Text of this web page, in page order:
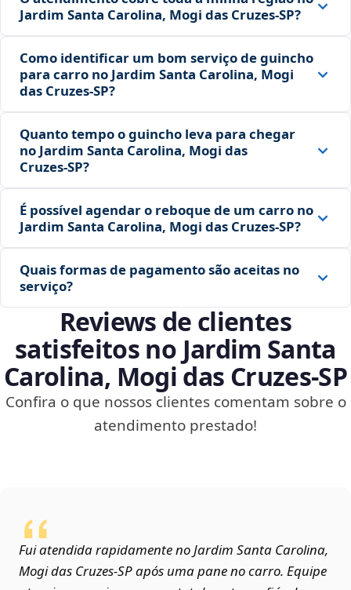
Jardim Santa Carolina, Mogi das Cruzes‑SP?
Como identificar um bom serviço de guincho
para carro no Jardim Santa Carolina, Mogi
das Cruzes‑SP?
Quanto tempo o guincho leva para chegar
no Jardim Santa Carolina, Mogi das
Cruzes‑SP?
É possível agendar o reboque de um carro no
Jardim Santa Carolina, Mogi das Cruzes‑SP?
Quais formas de pagamento são aceitas no
serviço?
Reviews de clientes
satisfeitos no Jardim Santa
Carolina, Mogi das Cruzes‑SP
Confira o que nossos clientes comentam sobre o
atendimento prestado!
Fui atendida rapidamente no Jardim Santa Carolina,
Mogi das Cruzes‑SP após uma pane no carro. Equipe